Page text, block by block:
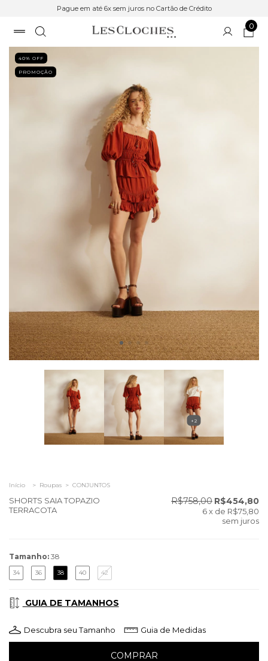
Pague em até 6x sem juros no Cartão de Crédito
0
+2
40% OFF
PROMOÇÃO
Início > Roupas > CONJUNTOS
SHORTS SAIA TOPAZIO
TERRACOTA
R$758,00 R$454,80
6x de R$75,80
sem juros
Tamanho: 38
34 36 38 40 42
GUIA DE TAMANHOS
Descubra seu Tamanho Guia de Medidas